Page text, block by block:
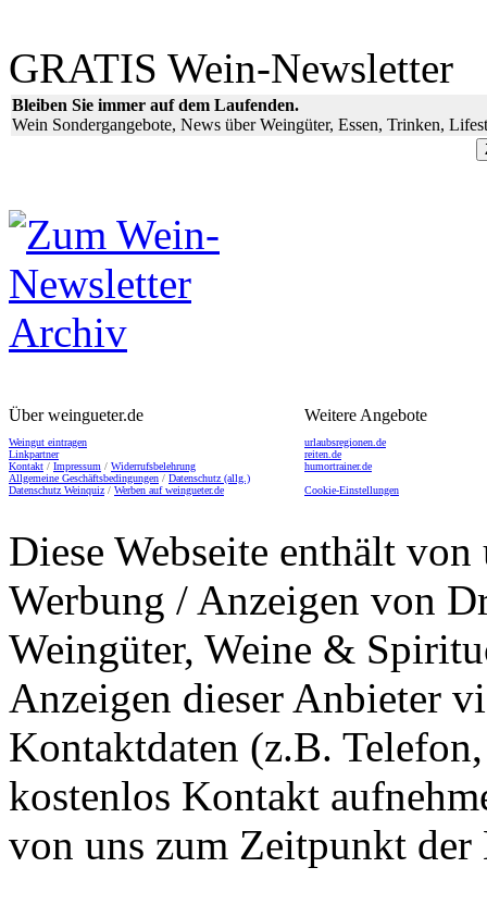
GRATIS Wein-Newsletter
Bleiben Sie immer auf dem Laufenden.
Wein Sondergangebote, News über Weingüter, Essen, Trinken,
Über weingueter.de
Weingut eintragen
Linkpartner
Kontakt / Impressum / Widerrufsbelehrung
Allgemeine Geschäftsbedingungen / Datenschutz (allg.)
Datenschutz Weinquiz / Werben auf weingueter.de
Weitere Angebote
urlaubsregionen.de
reiten.de
humortrainer.de
Cookie-Einstellungen
Diese Webseite enthält
Werbung / Anzeigen von
Weingüter, Weine &
Anzeigen dieser Anbieter
Kontaktdaten (z.B.
kostenlos Kontakt
von uns zum Zeitpunkt